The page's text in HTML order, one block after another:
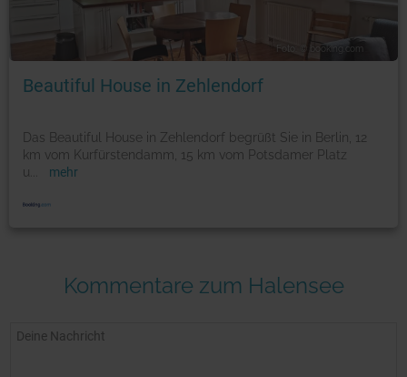
Foto: © booking.com
Beautiful House in Zehlendorf
Das Beautiful House in Zehlendorf begrüßt Sie in Berlin, 12
km vom Kurfürstendamm, 15 km vom Potsdamer Platz
u
mehr
Kommentare zum Halensee